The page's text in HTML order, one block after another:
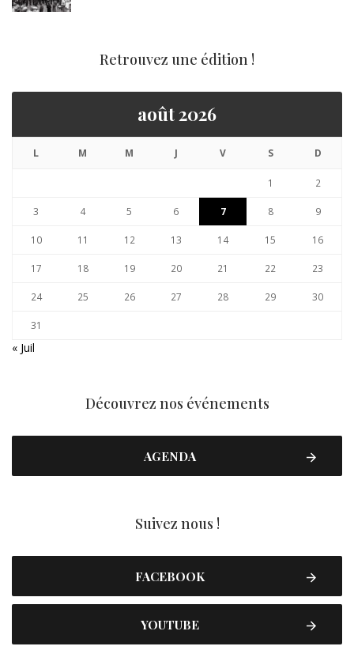
Retrouvez une édition !
août 2026
L M M J V S D
1 2
3 4 5 6 7 8 9
10 11 12 13 14 15 16
17 18 19 20 21 22 23
24 25 26 27 28 29 30
31
« Juil
Découvrez nos événements
AGENDA
Suivez nous !
FACEBOOK
YOUTUBE